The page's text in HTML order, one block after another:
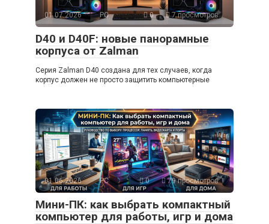
01.07.2026 PC 0 7 просмотров
D40 и D40F: новые панорамные
корпуса от Zalman
Серия Zalman D40 создана для тех случаев, когда
корпус должен не просто защитить компьютерные
01.06.2026 PC 0 79 просмотров
Мини-ПК: как выбрать компактный
компьютер для работы, игр и дома